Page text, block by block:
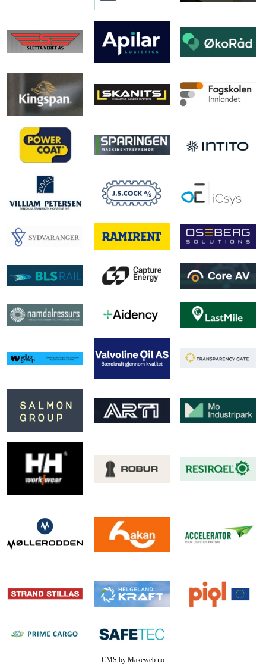
CMS by Makeweb.no